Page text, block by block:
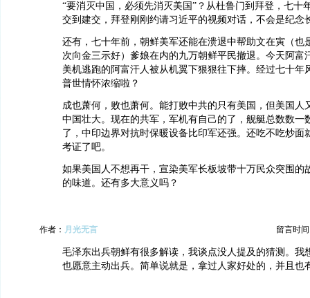
“要消灭中国，必须先消灭美国”？从杜鲁门到拜登，七十
交到建交，拜登刚刚约请习近平的视频对话，不会是纪念
还有，七十年前，朝鲜美军还能在溃退中帮助文在寅（也
次向金三示好）爹娘在内的九万朝鲜平民撤退。今天阿富
美机逃跑的阿富汗人被从机翼下狠狠往下摔。经过七十年
普世情怀浓缩啦？
成也萧何，败也萧何。能打败中共的只有美国，但美国人
中国壮大。现在的共军，军机有自己的了，舰艇总数数一
了，中印边界对抗时保暖设备比印军还强。还吃不吃炒面
考证了吧。
如果美国人不想再干，宣染美军长板坡带十万民众突围的
的味道。还有多大意义吗？
作者： 月光无言 留言时间
毛泽东出兵朝鲜有很多解读，我谈点没人提及的猜测。我
也愿意主动出兵。简单说就是，拿过人家好处的，并且也